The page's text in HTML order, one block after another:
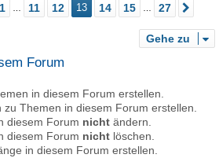
13 von27
Vorherige
1 11 12 13 14 15 27
Gehe zu
Forum
in diesem Forum erstellen.
zu Themen in diesem Forum erstellen.
diesem Forum nicht ändern.
diesem Forum nicht löschen.
in diesem Forum erstellen.